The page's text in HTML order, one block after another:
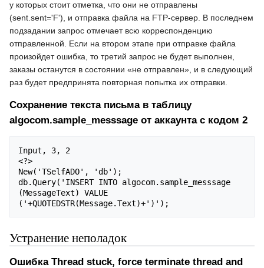
у которых стоит отметка, что они не отправлены
(sent.sent='F'), и отправка файла на FTP-сервер. В последнем
подзадании запрос отмечает всю корреспонденцию
отправленной. Если на втором этапе при отправке файла
произойдет ошибка, то третий запрос не будет выполнен,
заказы останутся в состоянии «не отправлен», и в следующий
раз будет предпринята повторная попытка их отправки.
Сохранение текста письма в таблицу
algocom.sample_messsage от аккаунта с кодом 2
Input, 3, 2
<?>
New('TSelfADO', 'db');
db.Query('INSERT INTO algocom.sample_messsage
(MessageText) VALUE
Устранение неполадок
Ошибка Thread stuck, force terminate thread and